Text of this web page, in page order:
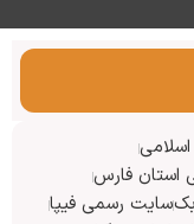
استان فارس
سایت رسمی فیپا